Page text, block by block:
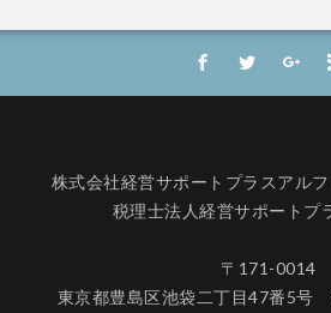
株式会社経営サポートプラスアル
税理士法人経営サポートプ
〒171-0014
東京都豊島区池袋二丁目47番5号